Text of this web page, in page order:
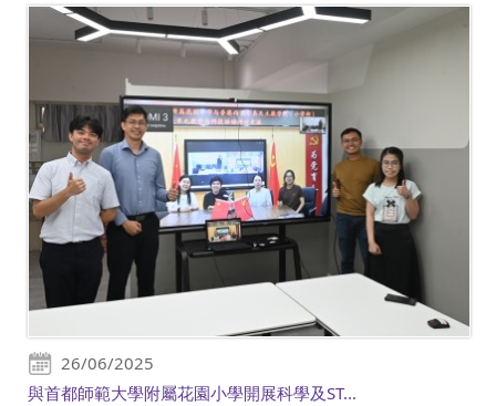
26/06/2025
與首都師範大學附屬花園小學開展科學及ST...